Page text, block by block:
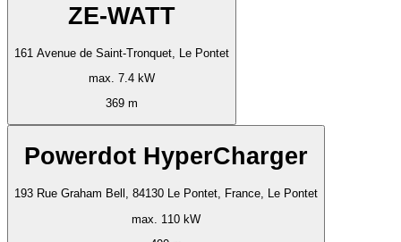
ZE-WATT
161 Avenue de Saint-Tronquet, Le Pontet
max. 7.4 kW
369 m
Powerdot HyperCharger
193 Rue Graham Bell, 84130 Le Pontet, France, Le Pontet
max. 110 kW